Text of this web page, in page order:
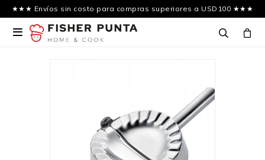
★★★ Envíos sin costo para compras superiores a USD100 ★★★
